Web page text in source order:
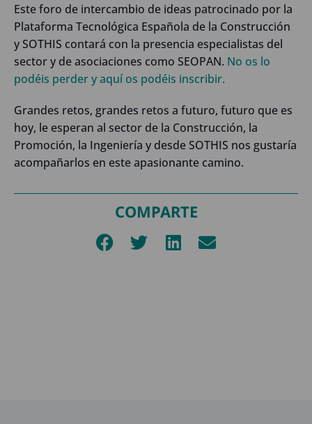
Este foro de intercambio de ideas patrocinado por la
Plataforma Tecnológica Española de la Construcción
y SOTHIS contará con la presencia especialistas del
sector y de asociaciones como SEOPAN. No os lo
podéis perder y aquí os podéis inscribir.
Grandes retos, grandes retos a futuro, futuro que es
hoy, le esperan al sector de la Construcción, la
Promoción, la Ingeniería y desde SOTHIS nos gustaría
acompañarlos en este apasionante camino.
COMPARTE